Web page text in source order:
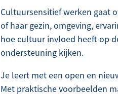
Cultuursensitief werken gaat
of haar gezin, omgeving,
hoe cultuur invloed heeft op
ondersteuning kijken.
Je leert met een open en
Met praktische voorbeelden